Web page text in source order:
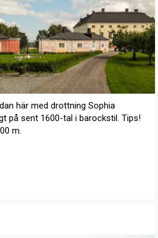
här med drottning Sophia
på sent 1600-tal i barockstil. Tips!
m.